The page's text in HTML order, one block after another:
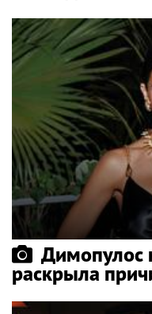
Димопулос
раскрыла